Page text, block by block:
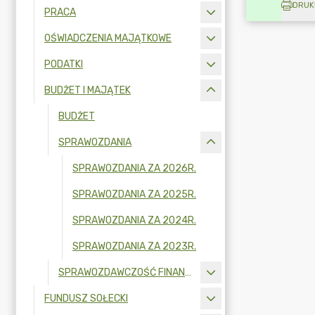
PRACA
OŚWIADCZENIA MAJĄTKOWE
PODATKI
BUDŻET I MAJĄTEK
BUDŻET
SPRAWOZDANIA
SPRAWOZDANIA ZA 2026R.
SPRAWOZDANIA ZA 2025R.
SPRAWOZDANIA ZA 2024R.
SPRAWOZDANIA ZA 2023R.
SPRAWOZDAWCZOŚĆ FINANSOWA
FUNDUSZ SOŁECKI